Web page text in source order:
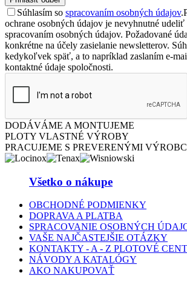
Súhlasím so spracovaním osobných údajov.
ochrane osobných údajov je nevyhnutné udeliť
spracovaním osobných údajov. Požadované
konkrétne na účely zasielanie newsletterov.
kedykoľvek späť, a to napríklad zaslaním e-
kontaktné údaje spoločnosti.
DODÁVÁME A MONTUJEME
PLOTY VLASTNÉ VÝROBY
PRACUJEME S PREVERENÝMI
Všetko o nákupe
OBCHODNÉ PODMIENKY
DOPRAVA A PLATBA
SPRACOVANIE OSOBNÝCH
VAŠE NAJČASTEJŠIE OTÁZKY
KONTAKTY - A - Z PLOTOVÉ
NÁVODY A KATALÓGY
AKO NAKUPOVAŤ